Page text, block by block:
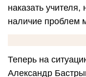
наказать
наличие проблем
Теперь на
Александр